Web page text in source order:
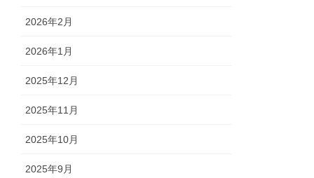
2026年2月
2026年1月
2025年12月
2025年11月
2025年10月
2025年9月